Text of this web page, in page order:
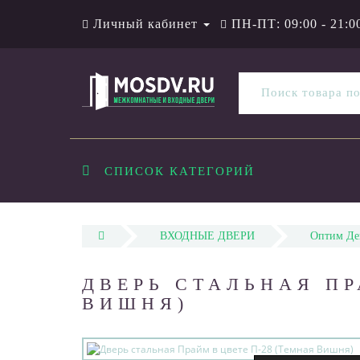
Личный кабинет ПН-ПТ: 09:00 -
СПИСОК КАТЕГОРИЙ
ВХОДНЫЕ ДВЕРИ Оптим
ДВЕРЬ СТАЛЬНАЯ
ВИШНЯ)